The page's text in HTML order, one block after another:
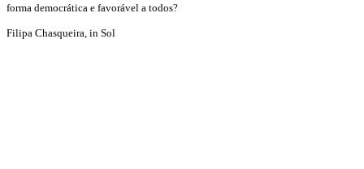
forma democrática e favorável a todos?
Filipa Chasqueira, in Sol